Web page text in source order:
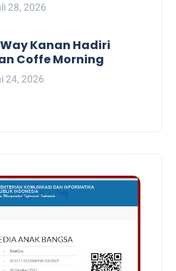
28, 2026
Kanan Hadiri
Coffe Morning
24, 2026